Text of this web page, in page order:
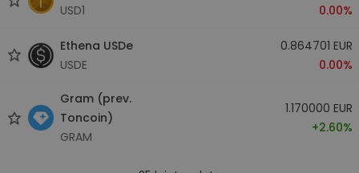
USD1
0.00%
Ethena USDe
USDE
0.864701 EUR
0.00%
Gram (prev.
Toncoin)
GRAM
1.170000 EUR
+2.60%